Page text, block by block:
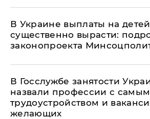
В Украине выплаты на
существенно вырасти:
законопроекта
В Госслужбе занятости
назвали профессии с
трудоустройством и
желающих